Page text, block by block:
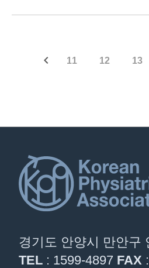
11 12 13
경기도 안양시 만안구
TEL : 1599-4897 FAX